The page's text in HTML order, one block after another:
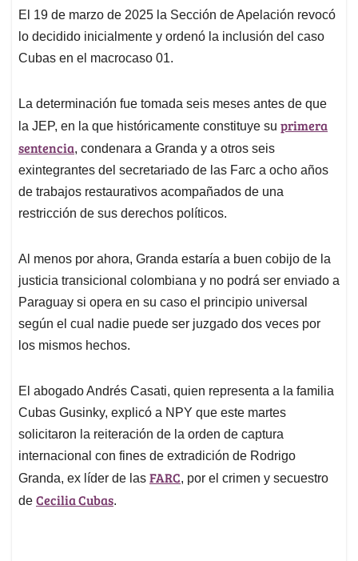
El 19 de marzo de 2025 la Sección de Apelación revocó
lo decidido inicialmente y ordenó la inclusión del caso
Cubas en el macrocaso 01.
La determinación fue tomada seis meses antes de que
la JEP, en la que históricamente constituye su primera
sentencia, condenara a Granda y a otros seis
exintegrantes del secretariado de las Farc a ocho años
de trabajos restaurativos acompañados de una
restricción de sus derechos políticos.
Al menos por ahora, Granda estaría a buen cobijo de la
justicia transicional colombiana y no podrá ser enviado a
Paraguay si opera en su caso el principio universal
según el cual nadie puede ser juzgado dos veces por
los mismos hechos.
El abogado Andrés Casati, quien representa a la familia
Cubas Gusinky, explicó a NPY que este martes
solicitaron la reiteración de la orden de captura
internacional con fines de extradición de Rodrigo
Granda, ex líder de las FARC, por el crimen y secuestro
de Cecilia Cubas.